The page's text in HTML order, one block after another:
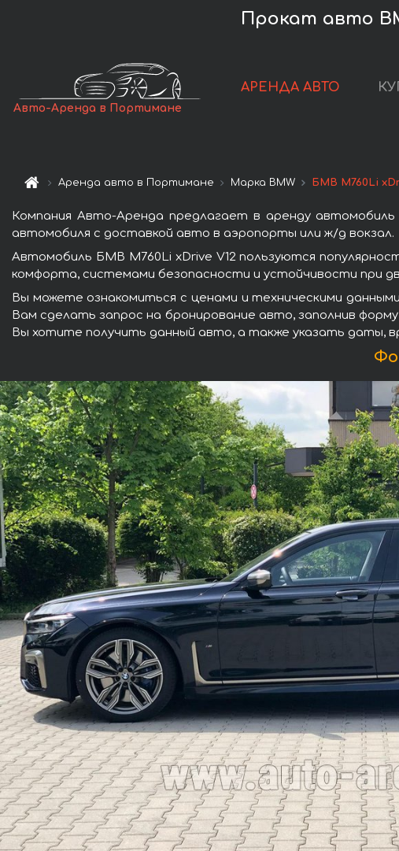
Прокат авто
Авто-Аренда в Портимане
АРЕНДА АВТО
Аренда авто в Портимане Марка BMW БМВ M760Li
Компания Авто-Аренда предлагает в аренду
автомобиля с доставкой авто в аэропорты или ж/д вокзал.
Автомобиль БМВ M760Li xDrive V12 пользуются
комфорта, системами безопасности и устойчивости при
Вы можете ознакомиться с ценами и техническими
Вам сделать запрос на бронирование авто, заполнив
Вы хотите получить данный авто, а также указать даты,